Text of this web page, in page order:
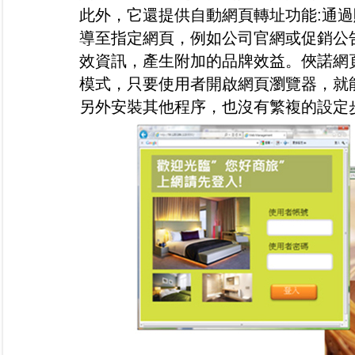
此外，它還提供自動網頁轉址功能:通
導至指定網頁，例如公司官網或促銷
效資訊，產生附加的品牌效益。俠諾
模式，只要使用者開啟網頁瀏覽器，
另外安裝其他程序，也沒有繁複的設定